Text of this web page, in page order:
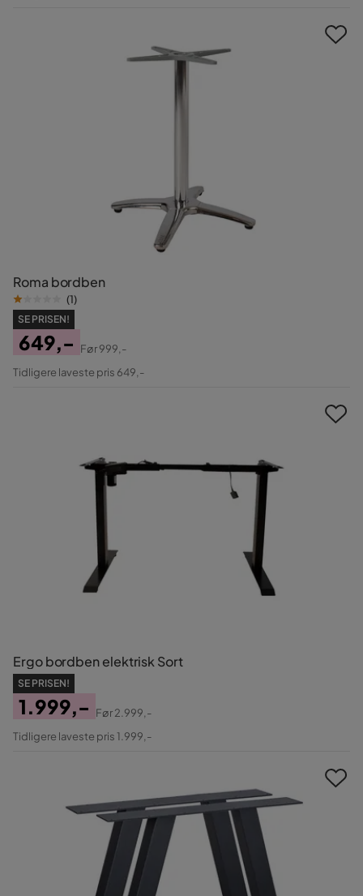
Roma bordben
(1)
SE PRISEN!
Pris
649,-
Original
Før999,-
Tidligere laveste pris 649,-
Ergo bordben elektrisk Sort
SE PRISEN!
Pris
1.999,-
Original
Før2.999,-
Tidligere laveste pris 1.999,-